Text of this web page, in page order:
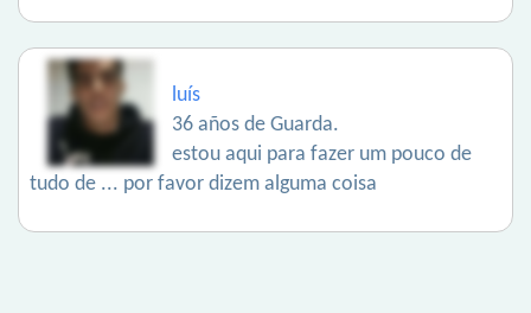
luís
36 años de Guarda.
estou aqui para fazer um pouco de
tudo de ... por favor dizem alguma coisa